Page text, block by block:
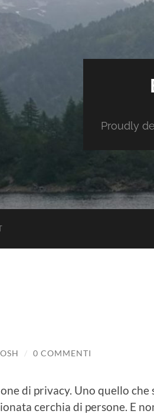
Proudly
/ 0 COMMENTI
di privacy. Uno quello
cerchia di persone. E